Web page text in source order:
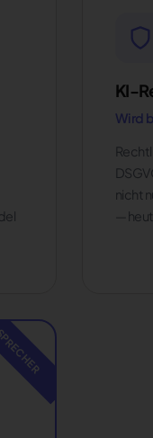
KI-
Wird
nicht
—